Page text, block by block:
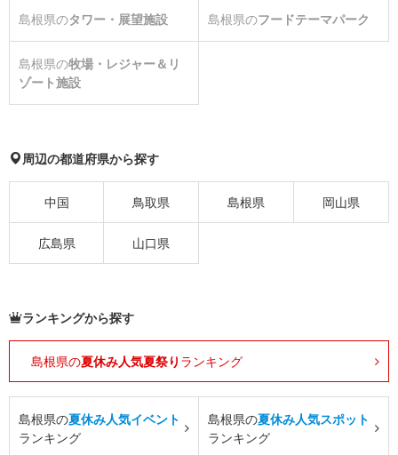
島根県のタワー・展望施設 島根県のフードテーマパーク
島根県の牧場・レジャー＆リ
ゾート施設
周辺の都道府県から探す
中国 鳥取県 島根県 岡山県
広島県 山口県
ランキングから探す
島根県の夏休み人気夏祭り ランキング
島根県の夏休み人気イベント
ランキング
島根県の夏休み人気スポット
ランキング